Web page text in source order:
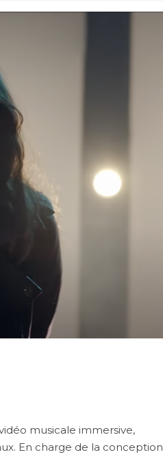
musicale immersive,
En charge de la conception